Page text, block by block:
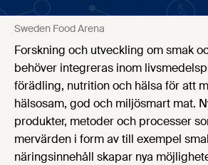
Sweden Food Arena
Forskning och utveckling om smak
behöver integreras inom
förädling, nutrition och hälsa för att
hälsosam, god och miljösmart mat.
produkter, metoder och processer
mervärden i form av till exempel
näringsinnehåll skapar nya